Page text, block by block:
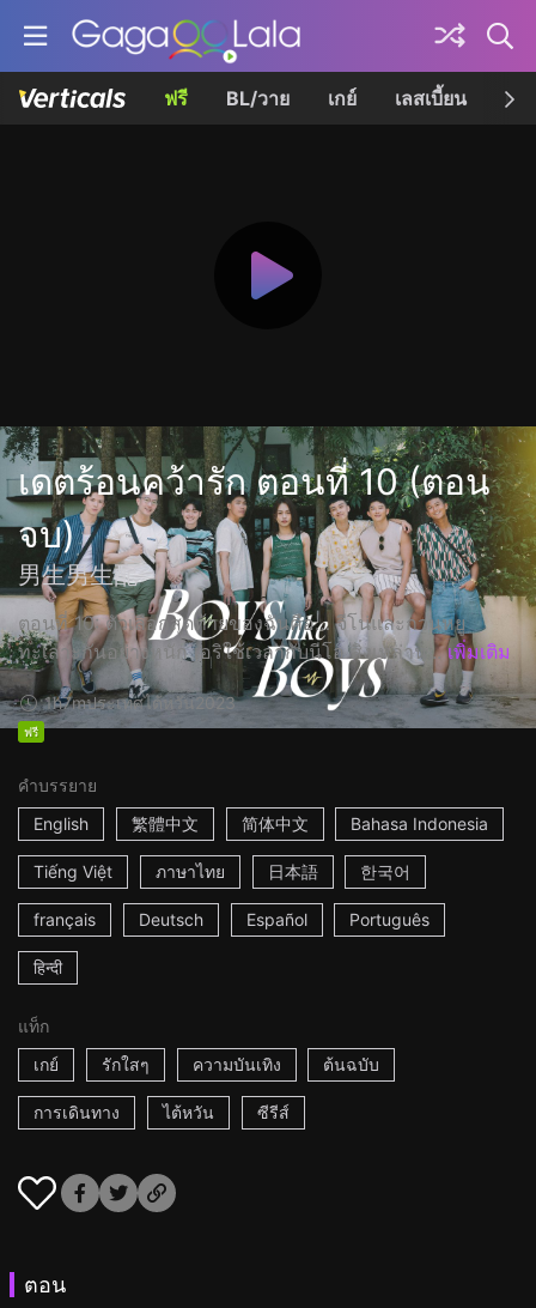
ฟรี BL/วาย เกย์ เลสเบี้ยน เค
เดตร้อนคว้ารัก ตอนที่ 10 (ตอน
จบ)
男生男生配
ตอนที่ 10: ตัวเลือกสุดท้ายของฉันคือ… จีโน่และกวนหยู
ทะเลาะกันอย่างหนัก เอริใช้เวลากับนีโอ สิ่งเหล่าน... เพิ่มเติม
1h7mประเทศไต้หวัน2023
ฟรี
คำบรรยาย
English
繁體中文 简体中文 Bahasa Indonesia
Tiếng Việt ภาษาไทย 日本語 한국어
français Deutsch Español Português
हिन्दी
แท็ก
เกย์
รักใสๆ ความบันเทิง ต้นฉบับ
การเดินทาง ไต้หวัน ซีรีส์
ตอน